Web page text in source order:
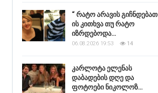
“ რატო არავის გიჩნდებათ
ის კითხვა თუ რატო
იზრდებოდა…
06.08.2026 19:53 14
კარლოტა ელენას
დაბადების დღე და
ფოტოები ნიკოლოზ…